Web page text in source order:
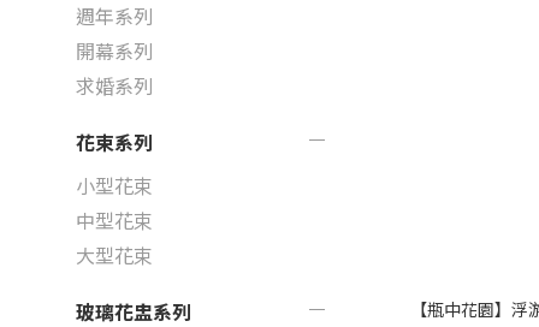
週年系列
開幕系列
求婚系列
花束系列
小型花束
中型花束
大型花束
玻璃花盅系列
【瓶中花園】